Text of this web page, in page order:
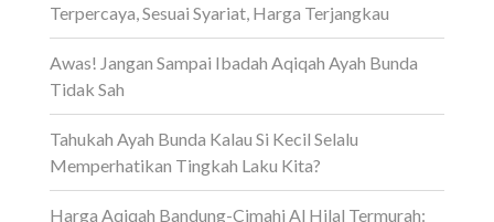
Terpercaya, Sesuai Syariat, Harga Terjangkau
Awas! Jangan Sampai Ibadah Aqiqah Ayah Bunda
Tidak Sah
Tahukah Ayah Bunda Kalau Si Kecil Selalu
Memperhatikan Tingkah Laku Kita?
Harga Aqiqah Bandung-Cimahi Al Hilal Termurah: